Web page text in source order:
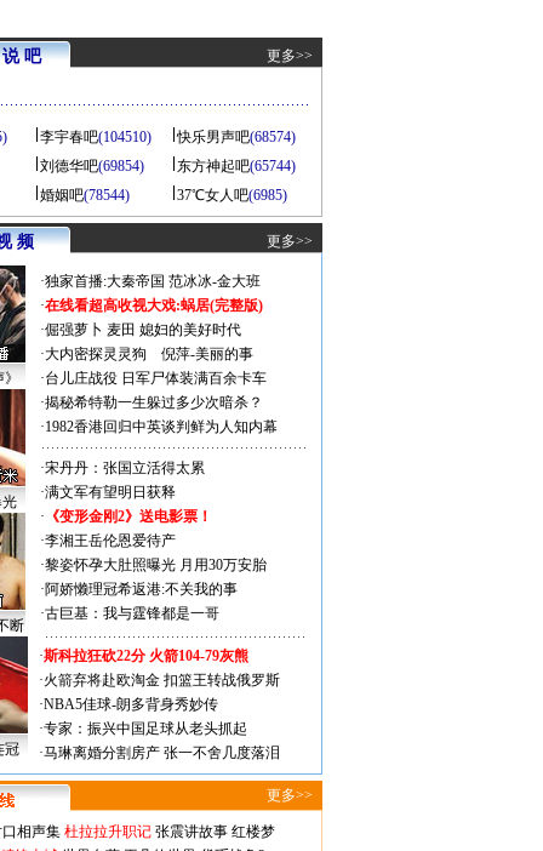
说 吧 更多>>
李宇春吧(104510) 快乐男声吧(68574)
刘德华吧(69854) 东方神起吧(65744)
婚姻吧(78544) 37℃女人吧(6985)
频 更多>>
断
·独家首播:大秦帝国 范冰冰-金大班
·在线看超高收视大戏:蜗居(完整版)
·倔强萝卜 麦田 媳妇的美好时代
·大内密探灵灵狗
倪萍-美丽的事
·台儿庄战役 日军尸体装满百余卡车
·揭秘希特勒一生躲过多少次暗杀？
·1982香港回归中英谈判鲜为人知内幕
·宋丹丹：张国立活得太累
·满文军有望明日获释
· 《变形金刚2》送电影票！
·李湘王岳伦恩爱待产
·黎姿怀孕大肚照曝光 月用30万安胎
·阿娇懒理冠希返港:不关我的事
·古巨基：我与霆锋都是一哥
冠
·斯科拉狂砍22分 火箭104-79灰熊
·火箭弃将赴欧淘金 扣篮王转战俄罗斯
·NBA5佳球-朗多背身秀妙传
·专家：振兴中国足球从老头抓起
·马琳离婚分割房产 张一不舍几度落泪
更多>>
相声集 杜拉拉升职记 张震讲故事 红楼梦